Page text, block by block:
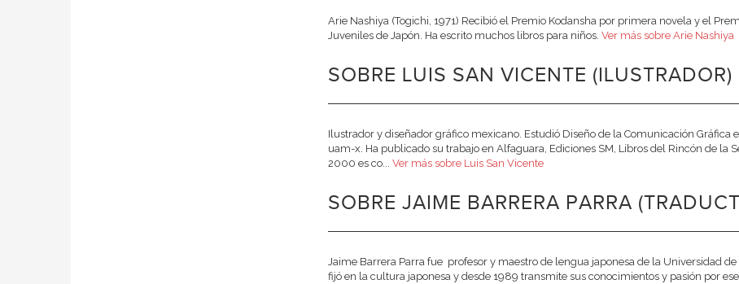
Arie Nashiya (Togichi, 1971) Recibió el Premio Kodansha por primera novela y el
Juveniles de Japón. Ha escrito muchos libros para niños. Ver más sobre Arie Nashiya
SOBRE LUIS SAN VICENTE (ILUSTRADOR)
Ilustrador y diseñador gráfico mexicano. Estudió Diseño de la Comunicación
uam-x. Ha publicado su trabajo en Alfaguara, Ediciones SM, Libros del Rincón de la
2000 es co... Ver más sobre Luis San Vicente
SOBRE JAIME BARRERA PARRA
Jaime Barrera Parra fue profesor y maestro de lengua japonesa de la Universidad
fijó en la cultura japonesa y desde 1989 transmite sus conocimientos y pasión por